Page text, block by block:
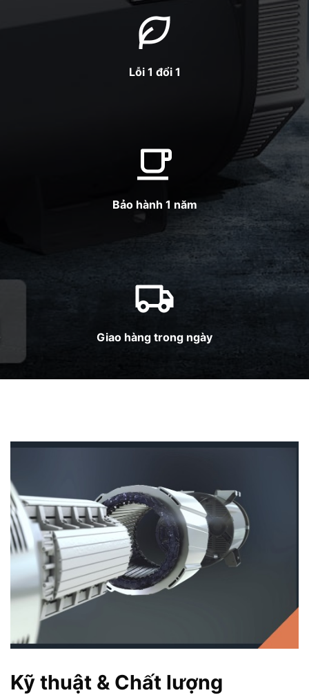
Lỗi 1 đổi 1
Bảo hành 1 năm
Giao hàng trong ngày
Kỹ thuật & Chất lượng